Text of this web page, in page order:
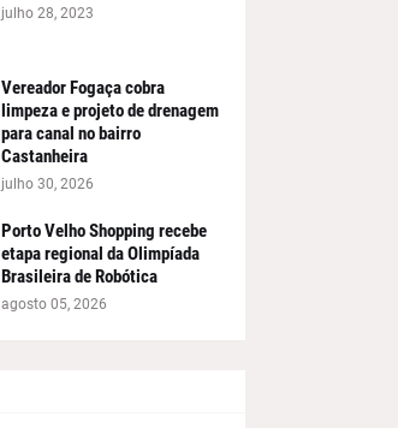
julho 28, 2023
Vereador Fogaça cobra
limpeza e projeto de drenagem
para canal no bairro
Castanheira
julho 30, 2026
Porto Velho Shopping recebe
etapa regional da Olimpíada
Brasileira de Robótica
agosto 05, 2026